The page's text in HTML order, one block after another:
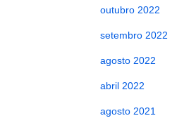
outubro 2022
setembro 2022
agosto 2022
abril 2022
agosto 2021